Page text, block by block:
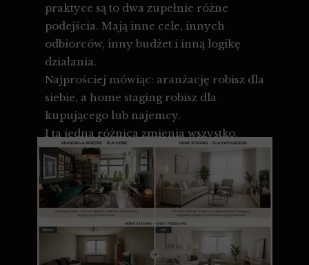
praktyce są to dwa zupełnie różne
podejścia. Mają inne cele, innych
odbiorców, inny budżet i inną logikę
działania.
Najprościej mówiąc: aranżację robisz dla
siebie, a home staging robisz dla
kupującego lub najemcy.
I ta jedna różnica zmienia wszystko.